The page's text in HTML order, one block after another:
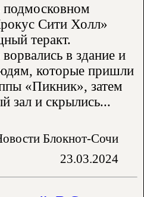
Сити Холл»
теракт.
в здание и
которые пришли
«Пикник», затем
зал и скрылись...
Блокнот-Сочи
23.03.2024